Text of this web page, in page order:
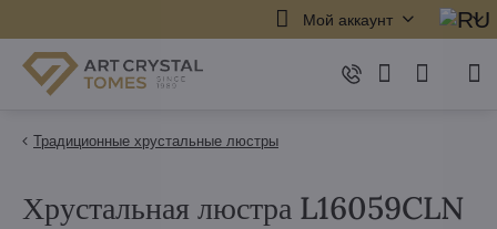
Мой аккаунт
Традиционные хрустальные люстры
Хрустальная люстра L16059CLN